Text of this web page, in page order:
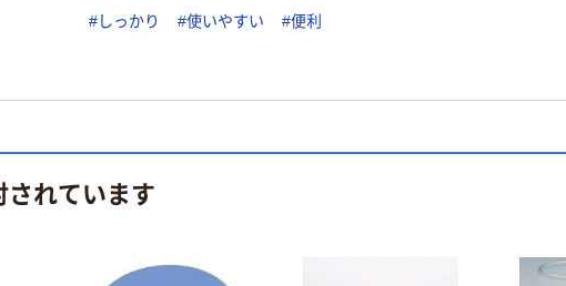
#しっかり #使いやすい #便利
れています